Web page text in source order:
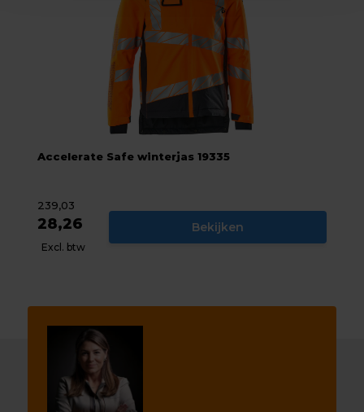
Accelerate Safe winterjas 19335
239,03
28,26
Excl. btw
Bekijken